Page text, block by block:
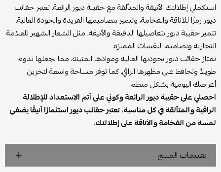
استكملي إطلالتك الأنيقة والمتألقة مع حقيبة ديور الرائعة. تعتبر حقائب
ديور رمزًا للأناقة والفخامة، وتتميز بتصاميمها الفريدة والجودة العالية.
تتميز حقيبة ديور بتفاصيلها الدقيقة والأنيقة، مثل الشعار الشهير للعلامة
التجارية وتصاميم النقشات المميزة.
تمتاز حقائب ديور بجودتها العالية وموادها المتينة، مما يجعلها تدوم
طويلاً وتحافظ على مظهرها الراقي. كما توفر مساحة واسعة لتخزين
أغراضك اليومية بشكل منظم.
احصلي على حقيبة ديور الرائعة وكوني على أتم الاستعداد للإطلالة
الراقية والمتألقة في كل مناسبة. تعتبر حقائب ديور استثمارًا أنيقًا يضفي
لمسة من الفخامة والأناقة على إطلالتك.
تقييمات المنتج